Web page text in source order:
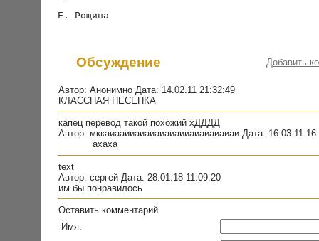
Обсуждение Добавить
Автор: Анонимно Дата: 14.02.11 21:32:49
КЛАССНАЯ ПЕСЕНКА
капец перевод такой похожий хДДДД
Автор: мккаиааииаиаиаиаиаииаиаиаиаиаи Дата: 16.03.11
ахаха
text
Автор: сергей Дата: 28.01.18 11:09:20
им бы понравилось
Оставить комментарий
Имя: